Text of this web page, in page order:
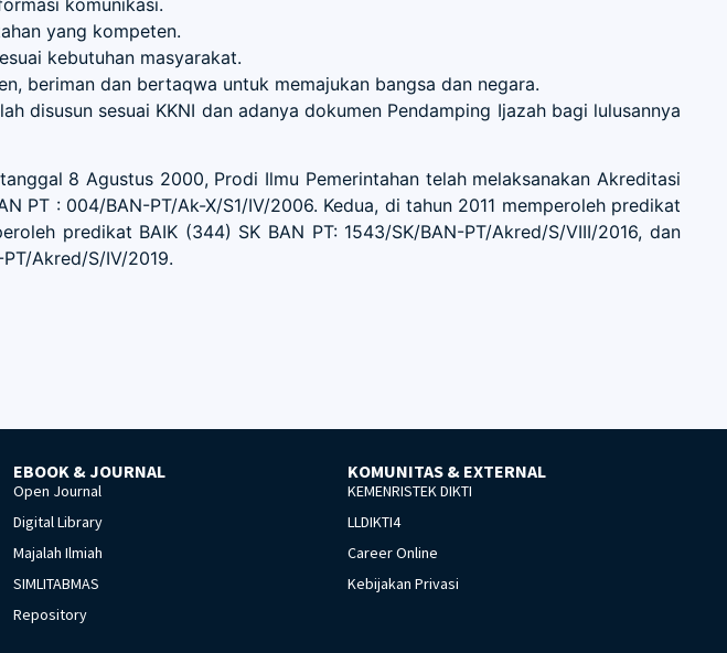
yang kompeten.
kebutuhan masyarakat.
beriman dan bertaqwa untuk memajukan bangsa dan negara.
disusun sesuai KKNI dan adanya dokumen Pendamping Ijazah bagi lulusannya
8 Agustus 2000, Prodi Ilmu Pemerintahan telah melaksanakan Akreditasi
: 004/BAN-PT/Ak-X/S1/IV/2006. Kedua, di tahun 2011 memperoleh predikat
predikat BAIK (344) SK BAN PT: 1543/SK/BAN-PT/Akred/S/VIII/2016, dan
Akred/S/IV/2019.
EBOOK & JOURNAL
Open Journal
Digital Library
Majalah Ilmiah
SIMLITABMAS
Repository
KOMUNITAS & EXTERNAL
KEMENRISTEK DIKTI
LLDIKTI4
Career Online
Kebijakan Privasi